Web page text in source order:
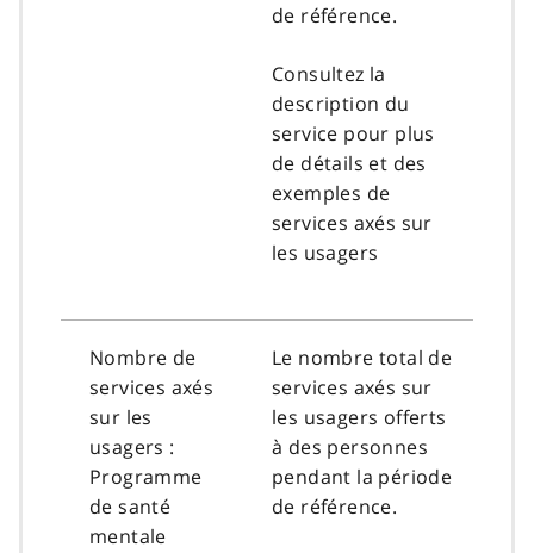
de référence.
Consultez la
description du
service pour plus
de détails et des
exemples de
services axés sur
les usagers
Nombre de
services axés
sur les
usagers :
Programme
de santé
mentale
Le nombre total de
services axés sur
les usagers offerts
à des personnes
pendant la période
de référence.